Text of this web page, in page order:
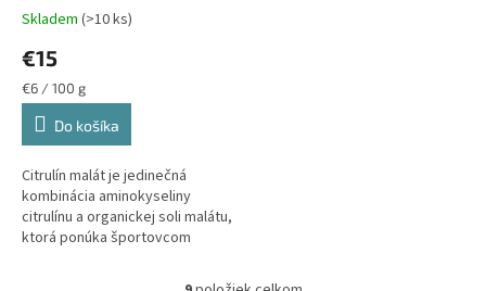
Skladem (>10 ks)
€15
Jednotková
cena:
€6 / 100 g
Do košíka
Citrulín malát je jedinečná
kombinácia aminokyseliny
citrulínu a organickej soli malátu,
ktorá ponúka športovcom
výkon, oddialiť únavu a urýchliť...